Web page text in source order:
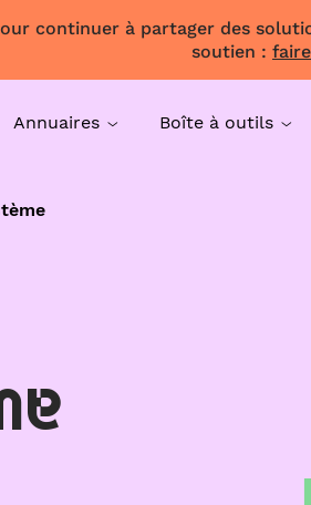
continuer à partager des
soutien :
Annuaires Boîte à outils